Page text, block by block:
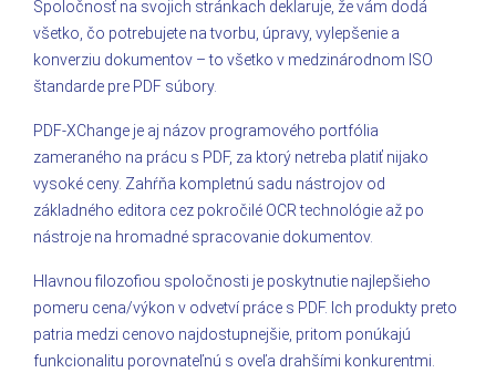
Spoločnosť na svojich stránkach deklaruje, že vám dodá
všetko, čo potrebujete na tvorbu, úpravy, vylepšenie a
konverziu dokumentov – to všetko v medzinárodnom ISO
štandarde pre PDF súbory.
PDF-XChange je aj názov programového portfólia
zameraného na prácu s PDF, za ktorý netreba platiť nijako
vysoké ceny. Zahŕňa kompletnú sadu nástrojov od
základného editora cez pokročilé OCR technológie až po
nástroje na hromadné spracovanie dokumentov.
Hlavnou filozofiou spoločnosti je poskytnutie najlepšieho
pomeru cena/výkon v odvetví práce s PDF. Ich produkty preto
patria medzi cenovo najdostupnejšie, pritom ponúkajú
funkcionalitu porovnateľnú s oveľa drahšími konkurentmi.